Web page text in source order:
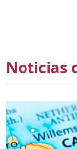
Noticias